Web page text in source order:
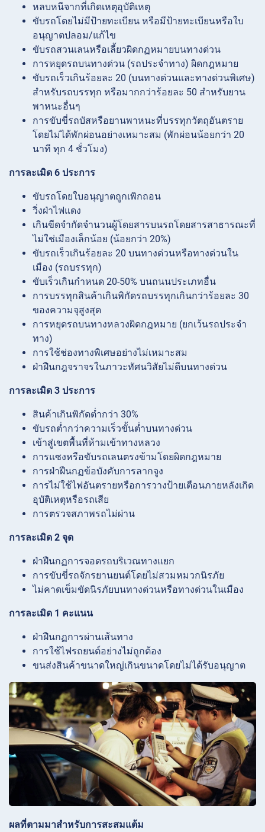
หลบหนีจากที่เกิดเหตุอุบัติเหตุ
ขับรถโดยไม่มีป้ายทะเบียน หรือมีป้ายทะเบียนหรือใบ
อนุญาตปลอม/แก้ไข
ขับรถสวนเลนหรือเลี้ยวผิดกฏหมายบนทางด่วน
การหยุดรถบนทางด่วน (รถประจำทาง) ผิดกฎหมาย
ขับรถเร็วเกินร้อยละ 20 (บนทางด่วนและทางด่วนพิเศษ)
สำหรับรถบรรทุก หรือมากกว่าร้อยละ 50 สำหรับยาน
พาหนะอื่นๆ
การขับขี่รถบัสหรือยานพาหนะที่บรรทุกวัตถุอันตราย
โดยไม่ได้พักผ่อนอย่างเหมาะสม (พักผ่อนน้อยกว่า 20
นาที ทุก 4 ชั่วโมง)
การละเมิด 6 ประการ
ขับรถโดยใบอนุญาตถูกเพิกถอน
วิ่งฝ่าไฟแดง
เกินขีดจำกัดจำนวนผู้โดยสารบนรถโดยสารสาธารณะที่
ไม่ใช่เมืองเล็กน้อย (น้อยกว่า 20%)
ขับรถเร็วเกินร้อยละ 20 บนทางด่วนหรือทางด่วนใน
เมือง (รถบรรทุก)
ขับเร็วเกินกำหนด 20-50% บนถนนประเภทอื่น
การบรรทุกสินค้าเกินพิกัดรถบรรทุกเกินกว่าร้อยละ 30
ของความจุสูงสุด
การหยุดรถบนทางหลวงผิดกฎหมาย (ยกเว้นรถประจำ
ทาง)
การใช้ช่องทางพิเศษอย่างไม่เหมาะสม
ฝ่าฝืนกฎจราจรในภาวะทัศนวิสัยไม่ดีบนทางด่วน
การละเมิด 3 ประการ
สินค้าเกินพิกัดต่ำกว่า 30%
ขับรถต่ำกว่าความเร็วขั้นต่ำบนทางด่วน
เข้าสู่เขตพื้นที่ห้ามเข้าทางหลวง
การแซงหรือขับรถเลนตรงข้ามโดยผิดกฎหมาย
การฝ่าฝืนกฏข้อบังคับการลากจูง
การไม่ใช้ไฟอันตรายหรือการวางป้ายเตือนภายหลังเกิด
อุบัติเหตุหรือรถเสีย
การตรวจสภาพรถไม่ผ่าน
การละเมิด 2 จุด
ฝ่าฝืนกฏการจอดรถบริเวณทางแยก
การขับขี่รถจักรยานยนต์โดยไม่สวมหมวกนิรภัย
ไม่คาดเข็มขัดนิรภัยบนทางด่วนหรือทางด่วนในเมือง
การละเมิด 1 คะแนน
ฝ่าฝืนกฏการผ่านเส้นทาง
การใช้ไฟรถยนต์อย่างไม่ถูกต้อง
ขนส่งสินค้าขนาดใหญ่เกินขนาดโดยไม่ได้รับอนุญาต
ผลที่ตามมาสำหรับการสะสมแต้ม